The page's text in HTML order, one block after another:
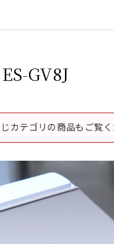
GV8J
カテゴリの商品もご覧く